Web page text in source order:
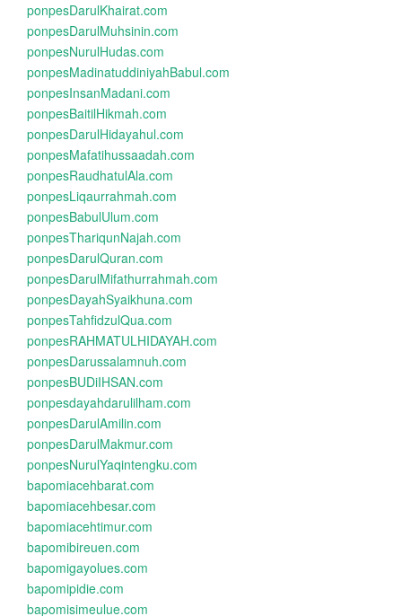
ponpesDarulKhairat.com
ponpesDarulMuhsinin.com
ponpesNurulHudas.com
ponpesMadinatuddiniyahBabul.com
ponpesInsanMadani.com
ponpesBaitilHikmah.com
ponpesDarulHidayahul.com
ponpesMafatihussaadah.com
ponpesRaudhatulAla.com
ponpesLiqaurrahmah.com
ponpesBabulUlum.com
ponpesThariqunNajah.com
ponpesDarulQuran.com
ponpesDarulMifathurrahmah.com
ponpesDayahSyaikhuna.com
ponpesTahfidzulQua.com
ponpesRAHMATULHIDAYAH.com
ponpesDarussalamnuh.com
ponpesBUDiIHSAN.com
ponpesdayahdarulilham.com
ponpesDarulAmilin.com
ponpesDarulMakmur.com
ponpesNurulYaqintengku.com
bapomiacehbarat.com
bapomiacehbesar.com
bapomiacehtimur.com
bapomibireuen.com
bapomigayolues.com
bapomipidie.com
bapomisimeulue.com